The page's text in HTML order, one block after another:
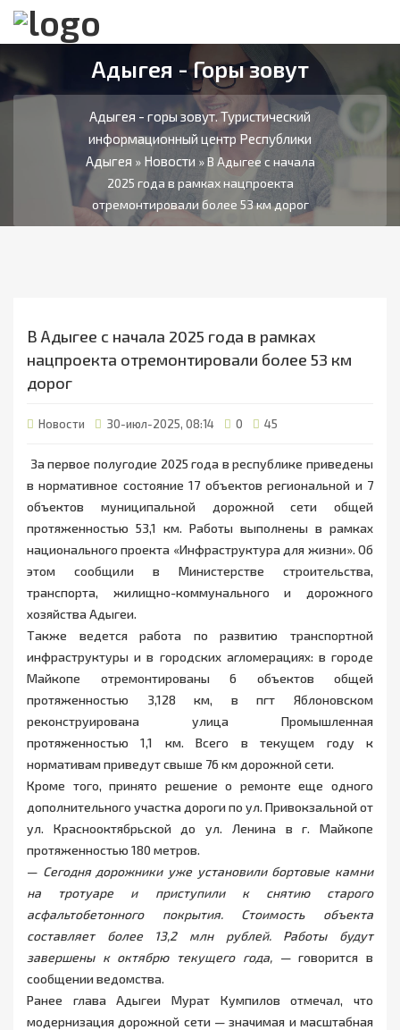
Адыгея - Горы зовут
Адыгея - горы зовут. Туристический
информационный центр Республики
Адыгея » Новости » В Адыгее с начала
2025 года в рамках нацпроекта
отремонтировали более 53 км дорог
В Адыгее с начала 2025 года в рамках
нацпроекта отремонтировали более 53 км
дорог
Новости 30-июл-2025, 08:14 0 45
За первое полугодие 2025 года в республике приведены
в нормативное состояние 17 объектов региональной и 7
объектов муниципальной дорожной сети общей
протяженностью 53,1 км. Работы выполнены в рамках
национального проекта «Инфраструктура для жизни». Об
этом сообщили в Министерстве строительства,
транспорта, жилищно-коммунального и дорожного
хозяйства Адыгеи.
Также ведется работа по развитию транспортной
инфраструктуры и в городских агломерациях: в городе
Майкопе отремонтированы 6 объектов общей
протяженностью 3,128 км, в пгт Яблоновском
реконструирована улица Промышленная
протяженностью 1,1 км. Всего в текущем году к
нормативам приведут свыше 76 км дорожной сети.
Кроме того, принято решение о ремонте еще одного
дополнительного участка дороги по ул. Привокзальной от
ул. Краснооктябрьской до ул. Ленина в г. Майкопе
протяженностью 180 метров.
— Сегодня дорожники уже установили бортовые камни
на тротуаре и приступили к снятию старого
асфальтобетонного покрытия. Стоимость объекта
составляет более 13,2 млн рублей. Работы будут
завершены к октябрю текущего года,— говорится в
сообщении ведомства.
Ранее глава Адыгеи Мурат Кумпилов отмечал, что
модернизация дорожной сети — значимая и масштабная